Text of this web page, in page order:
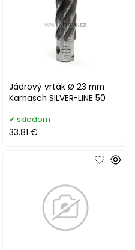
Jádrový vrták Ø 23 mm
Karnasch SILVER-LINE 50
skladom
33.81 €